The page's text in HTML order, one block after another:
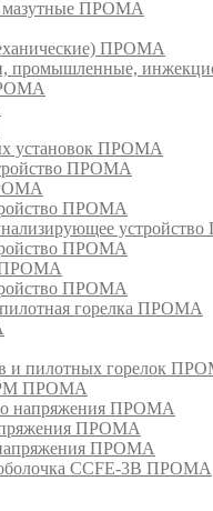
мазутные ПРОМА
ПРОМА
промышленные,
установок ПРОМА
ПРОМА
ПРОМА
ПРОМА
ПРОМА
ПРОМА
горелка ПРОМА
и пилотных горелок
ПРОМА
напряжения ПРОМА
ПРОМА
ПРОМА
CCFE-3B ПРОМА